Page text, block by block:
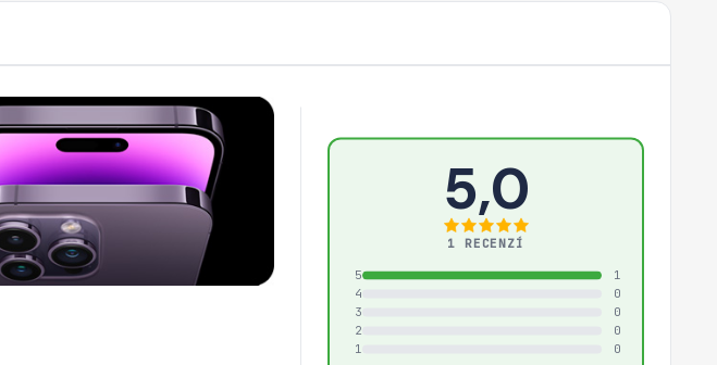
5,0
1 RECENZÍ
5
1
4
0
3
0
2
0
1
0